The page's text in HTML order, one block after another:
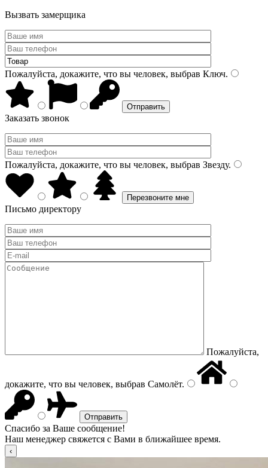
Вызвать замерщика
Пожалуйста, докажите, что вы человек, выбрав Ключ.
Заказать звонок
Пожалуйста, докажите, что вы человек, выбрав Звезду.
Письмо директору
Пожалуйста,
докажите, что вы человек, выбрав Самолёт.
Спасибо за Ваше сообщение!
Наш менеджер свяжется с Вами в ближайшее время.